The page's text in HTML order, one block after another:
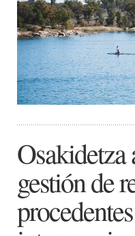
Osakidetza
gestión de